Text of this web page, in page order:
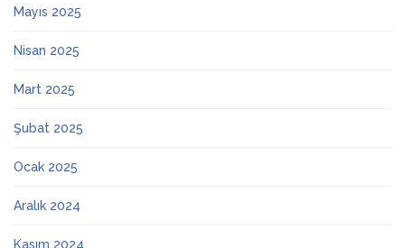
Mayıs 2025
Nisan 2025
Mart 2025
Şubat 2025
Ocak 2025
Aralık 2024
Kasım 2024